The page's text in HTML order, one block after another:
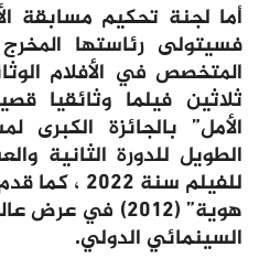
أما لجنة تحكيم مسابقة
فسيتولى رئاستها
المتخصص في الأفلام
ثلاثين فيلما وثائقيا
الأمل” بالجائزة الكبرى
الطويل للدورة الثانية
للفيلم سنة
هوية” (2012) في
السينمائي الدولي.